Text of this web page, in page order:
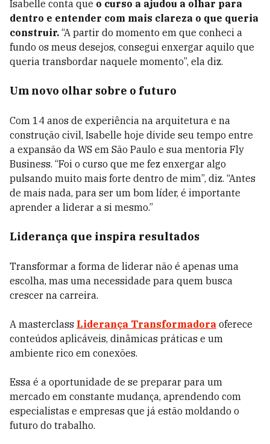
Isabelle conta que o curso a ajudou a olhar para
dentro e entender com mais clareza o que queria
construir. “A partir do momento em que conheci a
fundo os meus desejos, consegui enxergar aquilo que
queria transbordar naquele momento”, ela diz.
Um novo olhar sobre o futuro
Com 14 anos de experiência na arquitetura e na
construção civil, Isabelle hoje divide seu tempo entre
a expansão da WS em São Paulo e sua mentoria Fly
Business. “Foi o curso que me fez enxergar algo
pulsando muito mais forte dentro de mim”, diz. “Antes
de mais nada, para ser um bom líder, é importante
aprender a liderar a si mesmo.”
Liderança que inspira resultados
Transformar a forma de liderar não é apenas uma
escolha, mas uma necessidade para quem busca
crescer na carreira.
A masterclass Liderança Transformadora oferece
conteúdos aplicáveis, dinâmicas práticas e um
ambiente rico em conexões.
Essa é a oportunidade de se preparar para um
mercado em constante mudança, aprendendo com
especialistas e empresas que já estão moldando o
futuro do trabalho.